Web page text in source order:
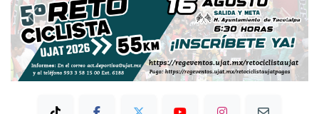
Previous Next